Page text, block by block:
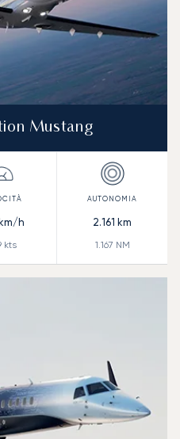
Mustang
km/h
kts
2.161 km
1.167 NM